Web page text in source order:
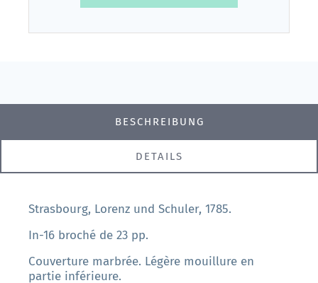
BESCHREIBUNG
DETAILS
Strasbourg, Lorenz und Schuler, 1785.
In-16 broché de 23 pp.
Couverture marbrée. Légère mouillure en
partie inférieure.